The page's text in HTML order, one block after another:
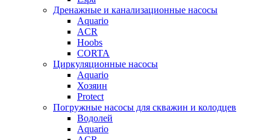
Дренажные и канализационные насосы
Aquario
ACR
Hoobs
CORTA
Циркуляционные насосы
Aquario
Хозяин
Protect
Погружные насосы для скважин и колодцев
Водолей
Aquario